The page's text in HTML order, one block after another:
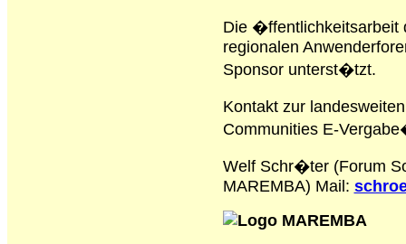
Die �ffentlichkeitsarbeit
regionalen
Sponsor unterst�tzt.
Kontakt zur
Communities E-
Welf Schr�ter (Forum
MAREMBA) Mail: